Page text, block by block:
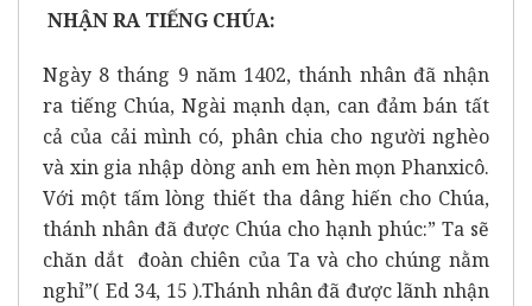
NHẬN RA TIẾNG CHÚA:
Ngày 8 tháng 9 năm 1402, thánh nhân đã nhận
ra tiếng Chúa, Ngài mạnh dạn, can đảm bán tất
cả của cải mình có, phân chia cho người nghèo
và xin gia nhập dòng anh em hèn mọn Phanxicô.
Với một tấm lòng thiết tha dâng hiến cho Chúa,
thánh nhân đã được Chúa cho hạnh phúc:” Ta sẽ
chăn dắt đoàn chiên của Ta và cho chúng nằm
nghỉ”( Ed 34, 15 ).Thánh nhân đã được lãnh nhận